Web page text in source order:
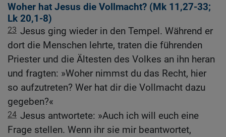
Woher hat Jesus die Vollmacht? (Mk 11,27-33;
Lk 20,1-8)
23 Jesus ging wieder in den Tempel. Während er
dort die Menschen lehrte, traten die führenden
Priester und die Ältesten des Volkes an ihn heran
und fragten: »Woher nimmst du das Recht, hier
so aufzutreten? Wer hat dir die Vollmacht dazu
gegeben?«
24 Jesus antwortete: »Auch ich will euch eine
Frage stellen. Wenn ihr sie mir beantwortet,